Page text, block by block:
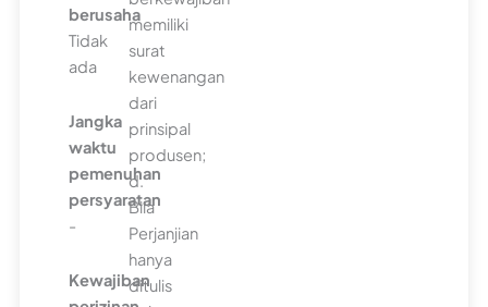
berusaha
Tidak
ada
Jangka
waktu
pemenuhan
persyaratan
-
Kewajiban
memiliki
surat
kewenangan
dari
prinsipal
produsen;
d.
Bila
Perjanjian
hanya
ditulis